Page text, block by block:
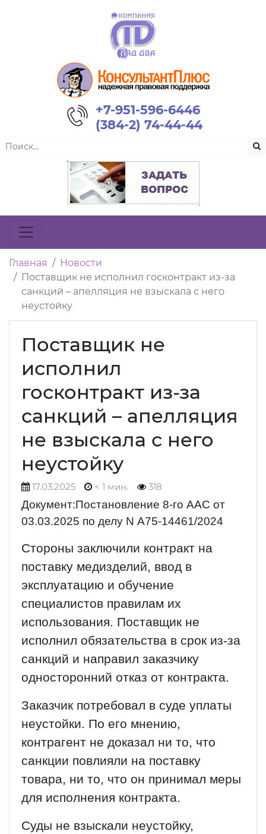
+7-951-596-6446
(384-2) 74-44-44
Главная
Новости
Поставщик не исполнил госконтракт из-за
санкций – апелляция не взыскала с него
неустойку
Поставщик не
исполнил
госконтракт из-за
санкций – апелляция
не взыскала с него
неустойку
17.03.2025 < 1 мин. 318
Документ:Постановление 8-го ААС от
03.03.2025 по делу N А75-14461/2024
Стороны заключили контракт на
поставку медизделий, ввод в
эксплуатацию и обучение
специалистов правилам их
использования. Поставщик не
исполнил обязательства в срок из-за
санкций и направил заказчику
односторонний отказ от контракта.
Заказчик потребовал в суде уплаты
неустойки. По его мнению,
контрагент не доказал ни то, что
санкции повлияли на поставку
товара, ни то, что он принимал меры
для исполнения контракта.
Суды не взыскали неустойку,